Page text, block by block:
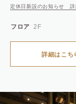
定休日新設のお知らせ 詳
フロア 2F
詳細はこち